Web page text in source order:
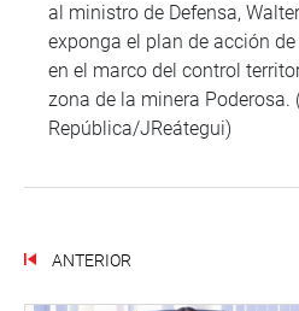
al ministro de Defensa,
exponga el plan de acción
en el marco del control
zona de la minera Poderosa.
República/JReátegui)
ANTERIOR